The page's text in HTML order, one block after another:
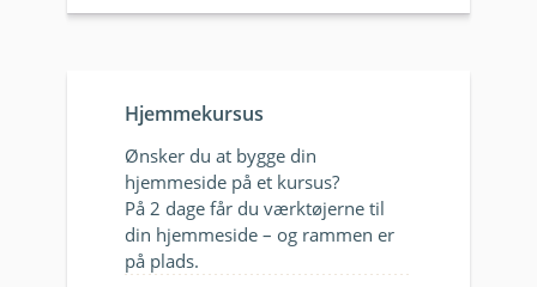
Hjemmekursus
Ønsker du at bygge din
hjemmeside på et kursus?
På 2 dage får du værktøjerne til
din hjemmeside – og rammen er
på plads.